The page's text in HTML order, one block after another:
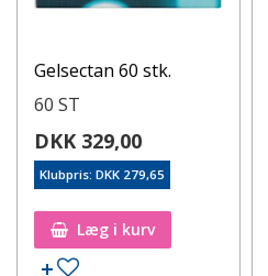
Gelsectan 60 stk.
60 ST
DKK 329,00
Klubpris: DKK 279,65
Læg i kurv